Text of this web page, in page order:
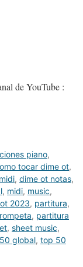
de YouTube :
piano,
tocar dime ot,
, dime ot notas,
, midi, music,
ot 2023, partitura,
, partitura
, sheet music,
global, top 50